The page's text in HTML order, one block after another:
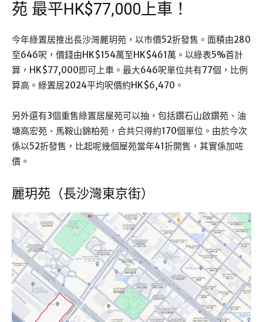
苑 最平HK$77,000上車！
今年綠置居推出長沙灣麗玥苑，以市價52折發售。面積由280
至646呎，價錢由HK$154萬至HK$461萬。以綠表5%首計
算，HK$77,000即可上車。最大646呎單位共有77個，比例
算高。綠置居2024平均呎價約HK$6,470。
另外還有3個重售綠置居屋苑可以抽，包括鑽石山啟鑽苑、油
塘高宏苑、馬鞍山錦柏苑，合共只得約170個單位。由於今次
係以52折發售，比起呢幾個屋苑當年41折開售，其實係加咗
價。
麗玥苑（長沙灣東京街）